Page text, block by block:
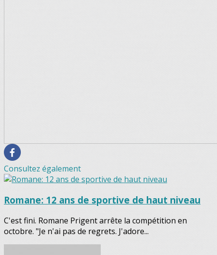
Consultez également
Romane: 12 ans de sportive de haut niveau
C'est fini. Romane Prigent arrête la compétition en
octobre. "Je n'ai pas de regrets. J'adore...